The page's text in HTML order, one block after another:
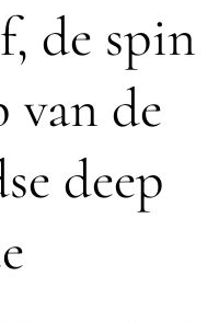
de spin
van de
deep